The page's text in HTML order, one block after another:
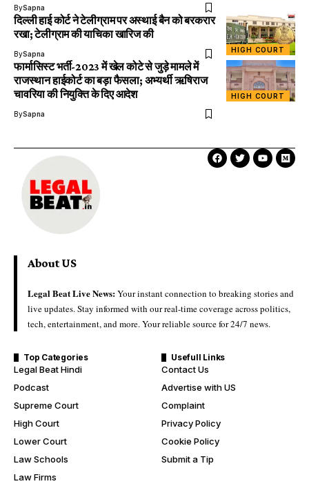
BySapna
HIGH COURT
दिल्ली हाई कोर्ट ने टेलीग्राम पर अस्थाई बैन को बरकरार
रखा; टेलीग्राम की याचिका खारिज की
BySapna
HIGH COURT
फार्मासिस्ट भर्ती-2023 में खेल कोटे से जुड़े मामले में
राजस्थान हाईकोर्ट का बड़ा फैसला; अभ्यर्थी ऋषिराज
चावरिया की नियुक्ति के दिए आदेश
BySapna
About US
Legal Beat Live News:Your instant connection to breaking stories and
live updates. Stay informed with our real-time coverage across politics,
tech, entertainment, and more. Your reliable source for 24/7 news.
Top Categories
Legal Beat Hindi
Podcast
Supreme Court
High Court
Lower Court
Law Schools
Law Firms
Usefull Links
Contact Us
Advertise with US
Complaint
Privacy Policy
Cookie Policy
Submit a Tip